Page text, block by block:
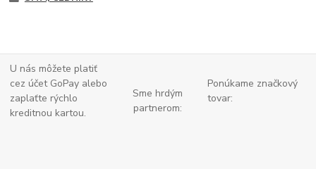
U nás môžete platiť
cez účet GoPay alebo
zaplaťte rýchlo
kreditnou kartou.
Sme hrdým
partnerom:
Ponúkame značkový
tovar: